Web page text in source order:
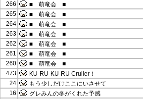
266
■ 萌竜会 ■
265
■ 萌竜会 ■
264
■ 萌竜会 ■
263
■ 萌竜会 ■
262
■ 萌竜会 ■
261
■ 萌竜会 ■
260
■ 萌竜会 ■
473
KU-RU-KU-RU Cruller！
24
もう少しだけここにいさせて
16
グレみんの冬がくれた予感